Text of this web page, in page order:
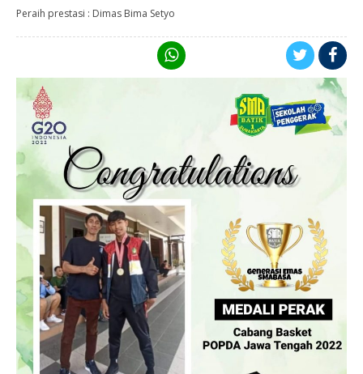
Peraih prestasi : Dimas Bima Setyo